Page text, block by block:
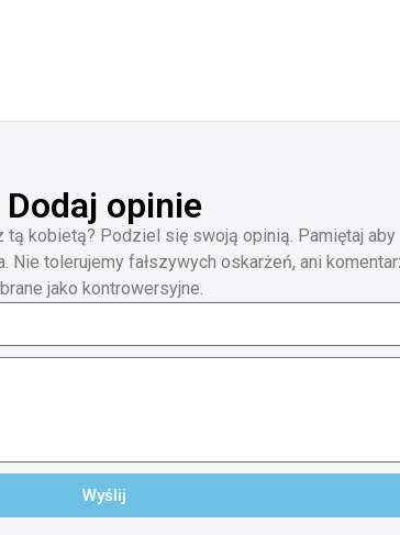
Dodaj opinie
tą kobietą? Podziel się swoją opinią. Pamiętaj aby
Nie tolerujemy fałszywych oskarżeń, ani
jako kontrowersyjne.
Wyślij